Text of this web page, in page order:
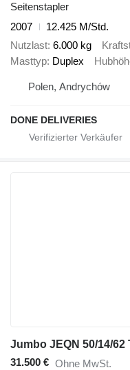
Seitenstapler
2007
12.425 M/Std.
Nutzlast 6.000 kg
Masttyp Duplex
Polen, Andrychów
DONE DELIVERIES
Jumbo JEQN 50/14/62
31.500 € Ohne MwSt.